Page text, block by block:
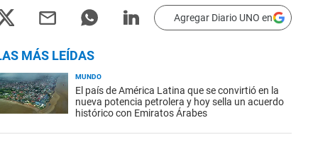
Agregar Diario UNO en
MÁS LEÍDAS
MUNDO
El país de América Latina que se convirtió en la
nueva potencia petrolera y hoy sella un acuerdo
histórico con Emiratos Árabes